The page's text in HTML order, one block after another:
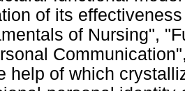
of its
of Nursing",
help of which